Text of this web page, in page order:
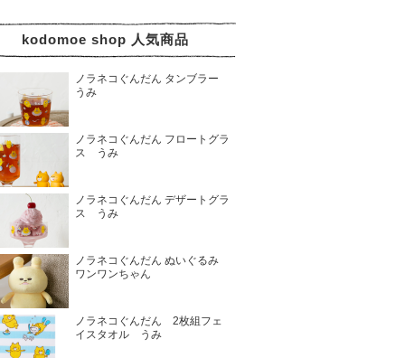
kodomoe shop 人気商品
ノラネコぐんだん タンブラー
うみ
ノラネコぐんだん フロートグラ
ス うみ
ノラネコぐんだん デザートグラ
ス うみ
ノラネコぐんだん ぬいぐるみ
ワンワンちゃん
ノラネコぐんだん 2枚組フェ
イスタオル うみ